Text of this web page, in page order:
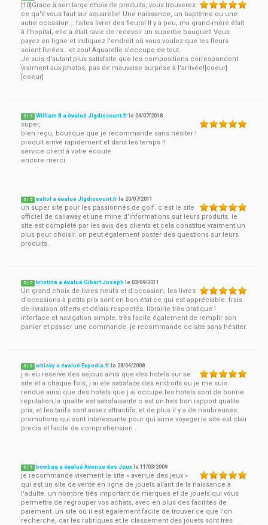
[10]Grace à son large choix de produits, vous trouverez
ce qu'il vous faut sur aquarelle! Une naissance, un baptême ou une
autre occasion... faites livrer des fleurs! Il y a peu, ma grand-mère était
à l'hopital, elle a était ravie de recevoir un superbe bouquet! Vous
payez en ligne et indiquez l'endroit où vous voulez que les fleurs
soient livrées.. et zou! Aquarelle s'occupe de tout.
Je suis d'autant plus satisfaite que les compositions correspondent
vraiment aux photos, pas de mauvaise surprise à l'arrivée![coeur]
[coeur]
5 / 5 William B a évalué Jlgdiscount.fr le04/07/2018
super,
bien reçu, boutique que je recommande sans hésiter !
produit arrivé rapidement et dans les temps !!
service client à votre écoute
encore merci
5 / 5 valtof a évalué Jlgdiscount.fr le 20/07/2011
un super site pour les passionnés de golf. c'est le site
officiel de callaway et une mine d'informations sur leurs produits. le
site est complété par les avis des clients et cela constitue vraiment un
plus pour choisir. on peut également poster des questions sur leurs
produits.
5 / 5 kristina a évalué Gibert Joseph le03/09/2011
Un grand choix de livres neufs et d'occasion, les livres
d'occasions à petits prix sont en bon état ce qui est appréciable. frais
de livraison offerts et délais respectés. librairie très pratique !
interface et navigation simple. très facile également de remplir son
panier et passer une commande. je recommande ce site sans hésiter.
5 / 5 whisky a évalué Expedia.fr le 28/04/2008
j ai eu reserve des sejous ainsi que des hotels sur se
site et a chaque fois, j ai ete satisfaite des endroits ou je me suis
rendue ainsi que des hotels que j ai occupe.les hotels sont de bonne
reputation,la qualite est satisfaisante c est un tres bon rapport qualite
prix, et les tarifs sont assez attractifs, et de plus il y a de noubreuses
promotions qui sont interessante pour qui aime voyager.le site est clair
precis et facile de comprehension .
5 / 5 bowbaq a évalué Avenue des Jeux le11/03/2009
je recommande vivement le site « avenue des jeux »
qui est un site de vente en ligne de jouets allant de la naissance à
l'adulte. un nombre très important de marques et de jouets qui vous
permettra de regrouper vos achats, avec en plus des facilités de
paiement. un site où il est également facile de trouver ce que l'on
recherche, car les rubriques et le classement des jouets sont très